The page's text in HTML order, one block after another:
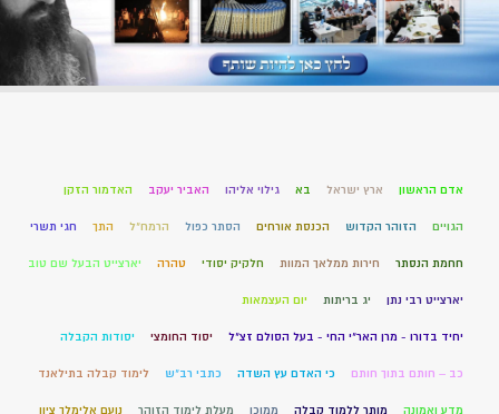
אדם הראשון ארץ ישראל בא גילוי אליהו האביר יעקב האדמור הזקן
הגויים הזוהר הקדוש הכנסת אורחים הסתר כפול הרמח"ל התך חגי תשרי
חחמת הנסתר חירות ממלאך המוות חלקיק יסודי טהרה יארצייט הבעל שם טוב
יארצייט רבי נתן יג בריתות יום העצמאות
יחיד בדורו - מרן האר"י החי - בעל הסולם זצ"ל יסוד החומצי יסודות הקבלה
כב – חותם בתוך חותם כי האדם עץ השדה כתבי רב"ש לימוד קבלה בתילאנד
מדע ואמונה מותר ללמוד קבלה ממוכן מעלת לימוד הזוהר נועם אלימלך ציון